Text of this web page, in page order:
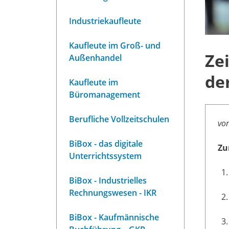
Industriekaufleute
Kaufleute im Groß- und
Außenhandel
Kaufleute im
Büromanagement
Berufliche Vollzeitschulen
BiBox - das digitale
Unterrichtssystem
BiBox - Industrielles
Rechnungswesen - IKR
BiBox - Kaufmännische